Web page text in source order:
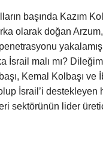
başında Kazım
olarak doğan
yakalamış
İsrail malı mı?
Kemal Kolbaşı ve
İsrail’i destekleyen
sektörünün lider